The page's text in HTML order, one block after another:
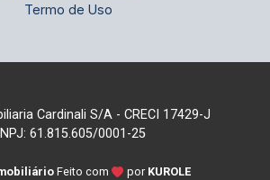
Termo de Uso
Cardinali S/A - CRECI 17429-J
61.815.605/0001-25
Feito com por KUROLE